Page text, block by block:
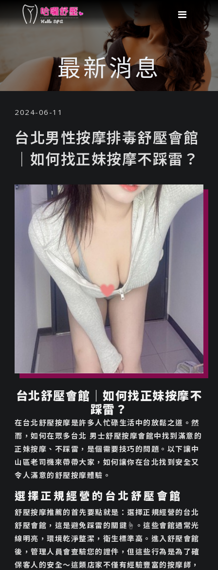
最新消息
2024-06-11
台北男性按摩排毒舒壓會館
｜如何找正妹按摩不踩雷？
台北舒壓會館｜如何找正妹按摩不
踩雷？
在台北舒壓按摩是許多人忙碌生活中的放鬆之道。然
而，如何在眾多台北 男士舒壓按摩會館中找到滿意的
正妹按摩、不踩雷，是個需要技巧的問題。以下讓中
山區老司機來帶帶大家，如何讓你在台北找到安全又
令人滿意的舒壓按摩體驗。
選擇正規經營的台北舒壓會館
舒壓按摩推薦的首先要點就是：選擇正規經營的台北
舒壓會館，這是避免踩雷的關鍵☝️。這些會館通常光
線明亮，環境乾淨整潔，衛生標準高。進入舒壓會館
後，管理人員會查驗您的證件，但這些行為是為了確
保客人的安全～這類店家不僅有經驗豐富的按摩師，